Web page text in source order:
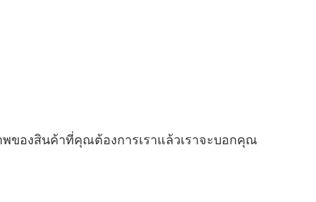
ของสินค้าที่คุณต้องการเราแล้วเราจะบอกคุณ